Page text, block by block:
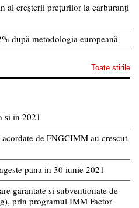
al creșterii prețurilor la carburanți
după metodologia europeană
Toate stirile
si in 2021
de FNGCIMM au crescut
pana in 30 iunie 2021
garantate si subventionate de
prin programul IMM Factor